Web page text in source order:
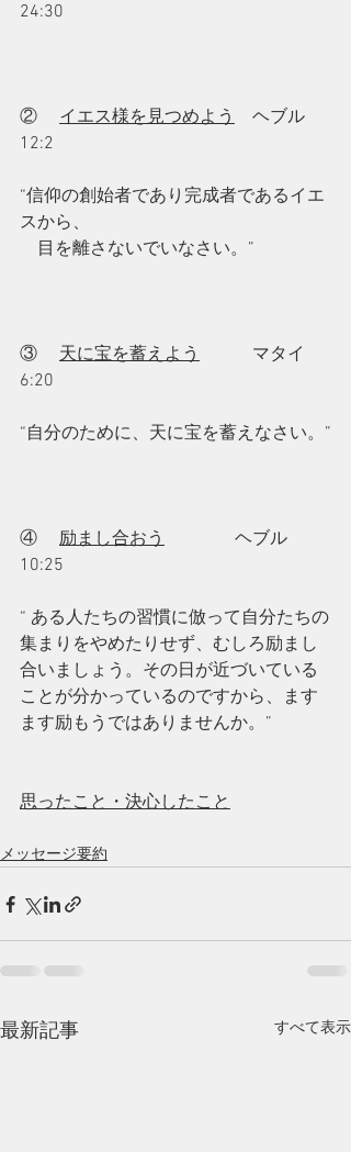
24:30
② イエス様を見つめよう ヘブル
12:2
“信仰の創始者であり完成者であるイエ
スから、
目を離さないでいなさい。”
③ 天に宝を蓄えよう マタイ
6:20
“自分のために、天に宝を蓄えなさい。”
④ 励まし合おう ヘブル
10:25
“ ある人たちの習慣に倣って自分たちの
集まりをやめたりせず、むしろ励まし
合いましょう。その日が近づいている
ことが分かっているのですから、ます
ます励もうではありませんか。”
思ったこと・決心したこと
メッセージ要約
最新記事 すべて表示